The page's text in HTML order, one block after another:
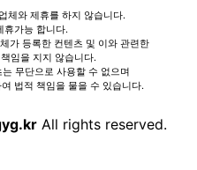
체와 제휴를 하지 않습니다.
휴가능 합니다.
가 등록한 컨텐츠 및 이와 관련한
임을 지지 않습니다.
무단으로 사용할 수 없으며
법적 책임을 물을 수 있습니다.
All rights reserved.